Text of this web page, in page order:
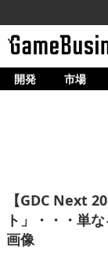
ホーム
企業動向
人材育成
開発 市場
【GDC Next
ト」・・・単
画像